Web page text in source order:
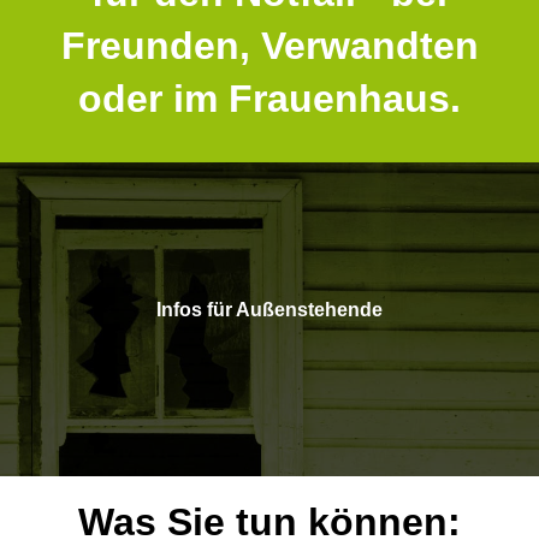
Freunden, Verwandten
oder im Frauenhaus.
Infos für Außenstehende
Was Sie tun können: